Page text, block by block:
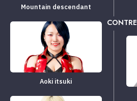
Mountain descendant
Aoki itsuki
CONTRE